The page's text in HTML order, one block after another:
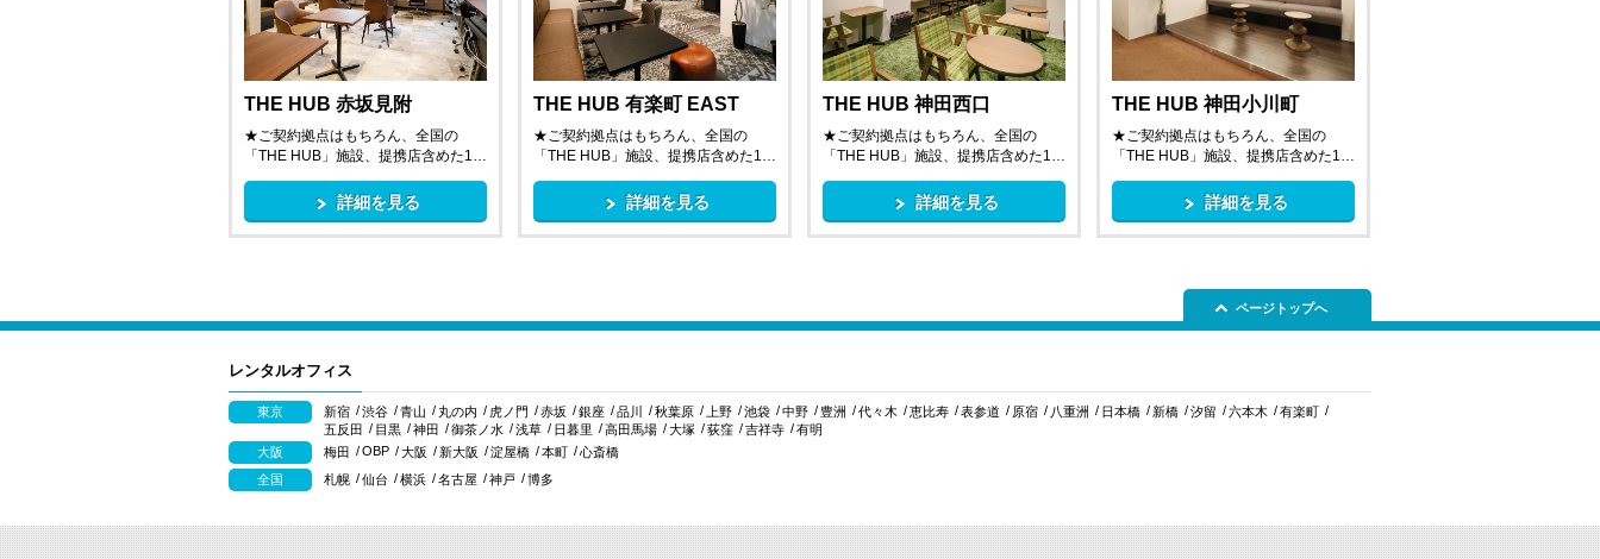
THE HUB 赤坂見附
★ご契約拠点はもちろん、全国の
「THE HUB」施設、提携店含めた1…
詳細を見る
THE HUB 有楽町 EAST
★ご契約拠点はもちろん、全国の
「THE HUB」施設、提携店含めた1…
詳細を見る
THE HUB 神田西口
★ご契約拠点はもちろん、全国の
「THE HUB」施設、提携店含めた1…
詳細を見る
THE HUB 神田小川町
★ご契約拠点はもちろん、全国の
「THE HUB」施設、提携店含めた1…
詳細を見る
ページトップへ
レンタルオフィス
東京 新宿 渋谷 青山 丸の内 虎ノ門 赤坂 銀座 品川 秋葉原 上野 池袋 中野 豊洲 代々木 恵比寿 表参道 原宿 八重洲 日本橋 新橋 汐留 六本木
有楽町
五反田
目黒 神田 御茶ノ水 浅草 日暮里 高田馬場 大塚 荻窪 吉祥寺
有明
大阪
梅田 OBP 大阪 新大阪 淀屋橋 本町
心斎橋
全国
札幌 仙台 横浜 名古屋 神戸 博多